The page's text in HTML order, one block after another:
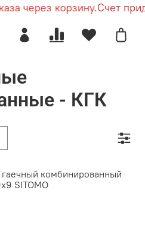
через корзину.Счет
- КГК
комбинированный
SITOMO